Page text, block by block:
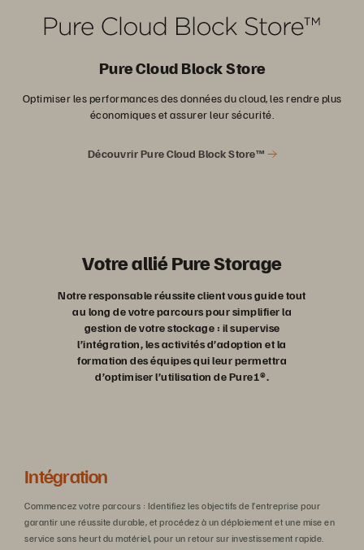
Pure Cloud Block Store
Optimiser les performances des données du cloud, les rendre plus
économiques et assurer leur sécurité.
Découvrir Pure Cloud Block Store™
Votre allié Pure Storage
Notre responsable réussite client vous guide tout
au long de votre parcours pour simplifier la
gestion de votre stockage : il supervise
l’intégration, les activités d’adoption et la
formation des équipes qui leur permettra
d’optimiser l’utilisation de Pure1®.
Intégration
Commencez votre parcours : Identifiez les objectifs de l’entreprise pour
garantir une réussite durable, et procédez à un déploiement et une mise en
service sans heurt du matériel, pour un retour sur investissement rapide.